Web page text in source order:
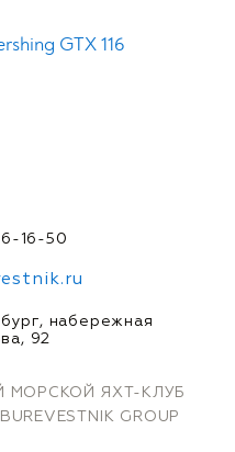
GTX 116
16-50
набережная
92
МОРСКОЙ ЯХТ-КЛУБ
GROUP